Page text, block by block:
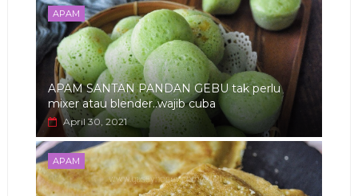
APAM
APAM SANTAN PANDAN GEBU tak perlu
mixer atau blender..wajib cuba
April 30, 2021
APAM